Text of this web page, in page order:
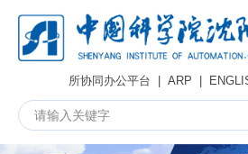
所协同办公平台 | ARP |